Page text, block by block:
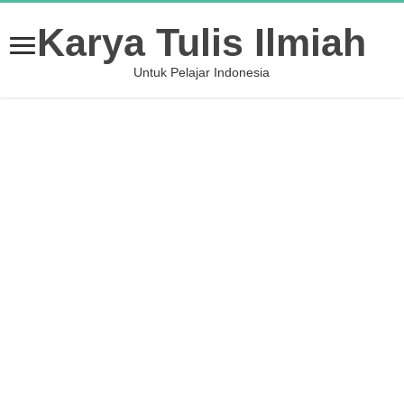
Karya Tulis Ilmiah
Untuk Pelajar Indonesia